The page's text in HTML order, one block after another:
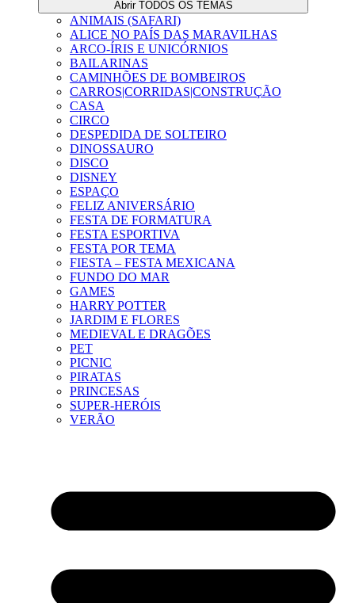
Abrir TODOS OS TEMAS
ANIMAIS (SAFARI)
ALICE NO PAÍS DAS MARAVILHAS
ARCO-ÍRIS E UNICÓRNIOS
BAILARINAS
CAMINHÕES DE BOMBEIROS
CARROS|CORRIDAS|CONSTRUÇÃO
CASA
CIRCO
DESPEDIDA DE SOLTEIRO
DINOSSAURO
DISCO
DISNEY
ESPAÇO
FELIZ ANIVERSÁRIO
FESTA DE FORMATURA
FESTA ESPORTIVA
FESTA POR TEMA
FIESTA – FESTA MEXICANA
FUNDO DO MAR
GAMES
HARRY POTTER
JARDIM E FLORES
MEDIEVAL E DRAGÕES
PET
PICNIC
PIRATAS
PRINCESAS
SUPER-HERÓIS
VERÃO